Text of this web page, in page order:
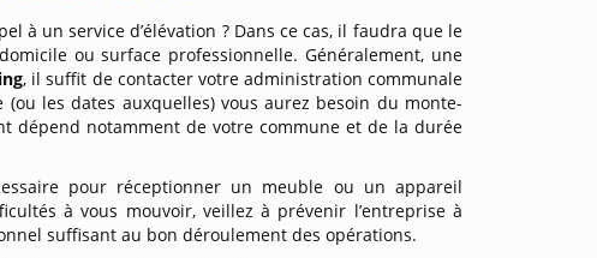
à un service d’élévation ? Dans ce cas, il faudra que le
ou surface professionnelle. Généralement, une
, il suffit de contacter votre administration communale
les dates auxquelles) vous aurez besoin du monte-
dépend notamment de votre commune et de la durée
pour réceptionner un meuble ou un appareil
à vous mouvoir, veillez à prévenir l’entreprise à
suffisant au bon déroulement des opérations.